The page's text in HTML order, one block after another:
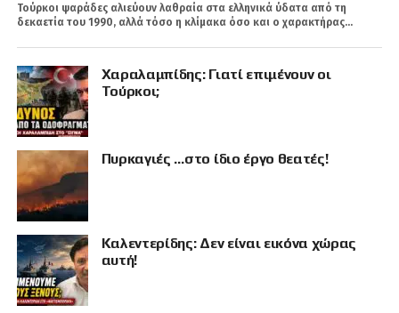
Τούρκοι ψαράδες αλιεύουν λαθραία στα ελληνικά ύδατα από τη
δεκαετία του 1990, αλλά τόσο η κλίμακα όσο και ο χαρακτήρας...
Χαραλαμπίδης: Γιατί επιμένουν οι
Τούρκοι;
Πυρκαγιές …στο ίδιο έργο θεατές!
Καλεντερίδης: Δεν είναι εικόνα χώρας
αυτή!